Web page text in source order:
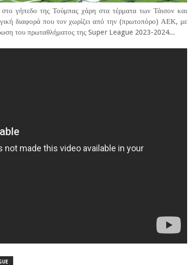
γήπεδο της Τούμπας χάρη στα τέρματα των Τάισον και
διαφορά που τον χωρίζει από την (πρωτοπόρο) ΑΕΚ, με
του πρωταθλήματος της Super League 2023-2024...